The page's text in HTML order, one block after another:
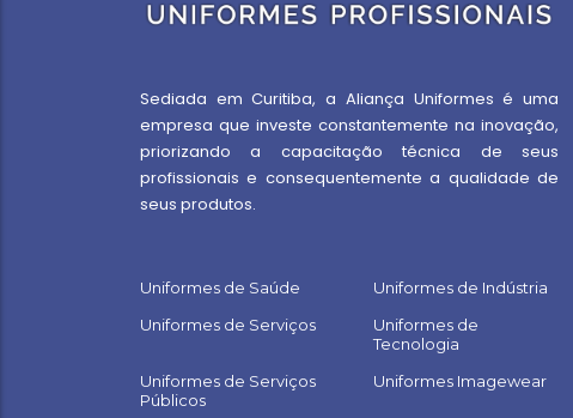
Sediada em Curitiba, a Aliança Uniformes é uma
empresa que investe constantemente na inovação,
priorizando a capacitação técnica de seus
profissionais e consequentemente a qualidade de
seus produtos.
Uniformes de Saúde
Uniformes de Indústria
Uniformes de Serviços
Uniformes de
Tecnologia
Uniformes de Serviços
Públicos
Uniformes Imagewear